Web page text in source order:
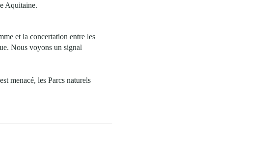
Aquitaine.
et la concertation entre les
Nous voyons un signal
menacé, les Parcs naturels